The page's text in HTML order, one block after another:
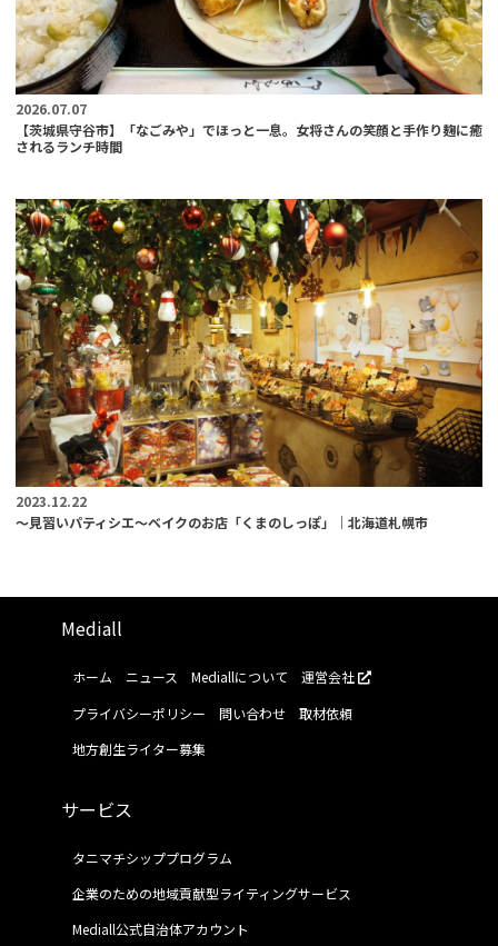
2026.07.07
【茨城県守谷市】「なごみや」でほっと一息。女将さんの笑顔と手作り麹に癒
されるランチ時間
2023.12.22
～見習いパティシエ～ベイクのお店「くまのしっぽ」｜北海道札幌市
Mediall
ホーム ニュース Mediallについて
運営会社
プライバシーポリシー
問い合わせ
取材依頼
地方創生ライター募集
サービス
タニマチシッププログラム
企業のための地域貢献型ライティングサービス
Mediall公式自治体アカウント